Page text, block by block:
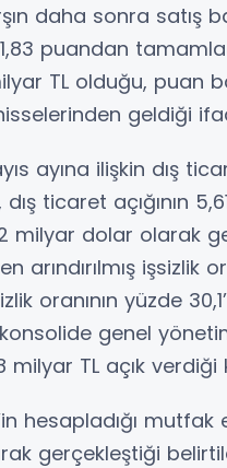
daha sonra satış
puandan
TL olduğu, puan
hisselerinden geldiği
ayına ilişkin dış
ticaret açığının
milyar dolar olarak
arındırılmış işsizlik
oranının yüzde
genel
TL açık verdiği
hesapladığı
gerçekleştiği